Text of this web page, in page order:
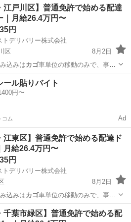
未経験
江戸川区】普通免許で始める配達
｜月給26.4万円〜
円
トデリバリー株式会社
区
8月2日
込みはカゴ車単位の移動のみで、事務
未経験
ール貼りバイト
円〜
コム Ad
江東区】普通免許で始める配達ド
月給26.4万円〜
円
トデリバリー株式会社
8月2日
込みはカゴ車単位の移動のみで、事務
未経験
千葉市緑区】普通免許で始める配